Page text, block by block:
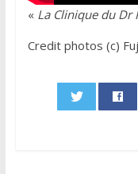
« La Clinique du Dr
Credit photos (c)